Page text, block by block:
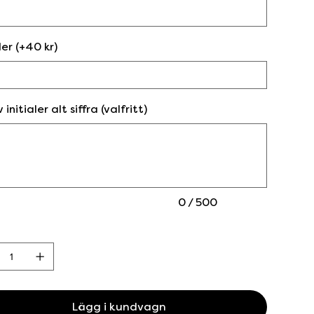
(+40 kr)
initialer alt siffra (valfritt)
0 / 500
Lägg i kundvagn